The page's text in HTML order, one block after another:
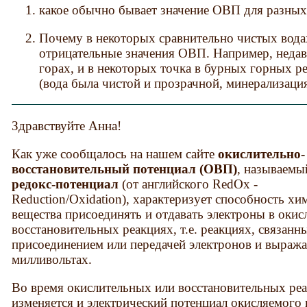
какое обычно бывает значение ОВП для
Почему в некоторых сравнительно чистых
отрицательные значения ОВП. Например,
горах, и в некоторых точка в бурных горных
(вода была чистой и прозрачной,
Здравствуйте Анна!
Как уже сообщалось на нашем сайте окислительно-
восстановительный потенциал (ОВП),
редокс-потенциал (от английского RedOx -
Reduction/Oxidation), характеризует способность
вещества присоединять и отдавать электроны в
восстановительных реакциях, т.е. реакциях,
присоединением или передачей электронов и
милливольтах.
Во время окислительных или восстановительных
изменяется и электрический потенциал окисляемого